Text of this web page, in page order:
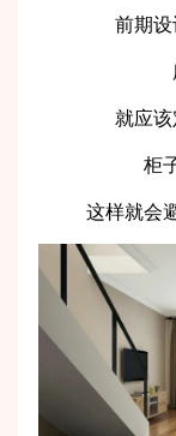
前期
就应
柜
这样就会